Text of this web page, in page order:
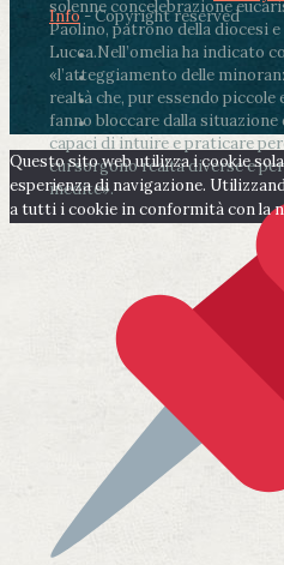
solenne concelebrazione
Paolino, patrono della diocesi
Lucca.Nell’omelia ha indicato
«l’atteggiamento delle
realtà che, pur essendo piccole
fanno bloccare dalla
capaci di intuire e praticare
cui sorgono realtà diverse e
inedite».
Info- Copyright reserved
Questo sito web utilizza i cookie
esperienza di navigazione.
a tutti i cookie in conformità con la